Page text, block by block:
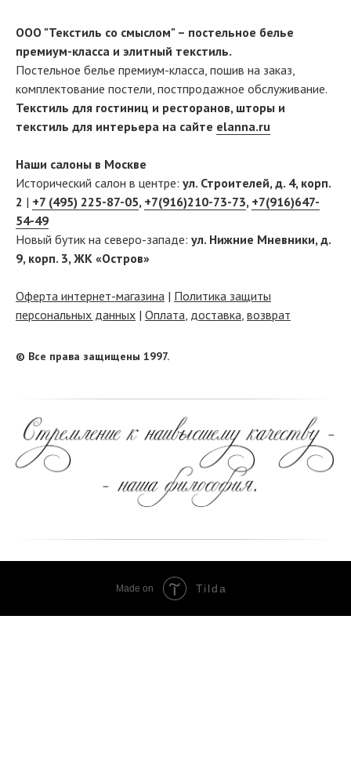
ООО "Текстиль со смыслом" – постельное белье
премиум-класса и элитный текстиль.
Постельное белье премиум-класса, пошив на заказ,
комплектование постели, постпродажное обслуживание.
Текстиль для гостиниц и ресторанов, шторы и
текстиль для интерьера на сайте elanna.ru
Наши салоны в Москве
Исторический салон в центре: ул. Строителей, д. 4, корп.
2 | +7 (495) 225-87-05, +7(916)210-73-73, +7(916)647-
54-49
Новый бутик на северо-западе: ул. Нижние Мневники, д.
9, корп. 3, ЖК «Остров»
Оферта интернет-магазина | Политика защиты
персональных данных | Оплата, доставка, возврат
© Все права защищены 1997.
Made on Tilda